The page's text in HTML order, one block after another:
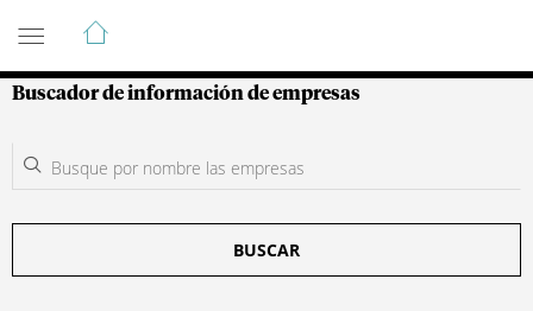
Guía de Empresas Colombianas
Buscador de información de empresas
BUSCAR